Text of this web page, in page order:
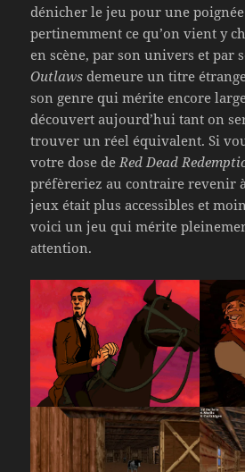
dénicher le jeu pour une poignée
pertinemment ce qu’on vient y
en scène, par son univers et par
Outlaws demeure un titre
son genre qui mérite encore
découvert aujourd’hui tant on
trouver un réel équivalent. Si
votre dose de Red Dead
préfèreriez au contraire revenir
jeux était plus accessibles et
voici un jeu qui mérite
attention.